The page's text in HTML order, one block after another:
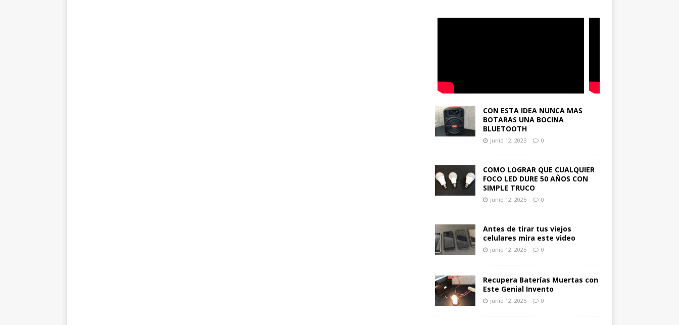
CON ESTA IDEA NUNCA MAS
BOTARAS UNA BOCINA
BLUETOOTH
junio 12, 2025 0
COMO LOGRAR QUE CUALQUIER
FOCO LED DURE 50 AÑOS CON
SIMPLE TRUCO
junio 12, 2025 0
Antes de tirar tus viejos
celulares mira este video
junio 12, 2025 0
Recupera Baterías Muertas con
Este Genial Invento
junio 12, 2025 0